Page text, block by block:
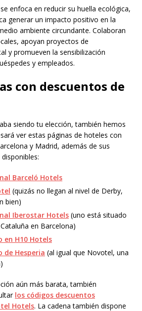
enfoca en reducir su huella ecológica,
generar un impacto positivo en la
ambiente circundante. Colaboran
apoyan proyectos de
y promueven la sensibilización
y empleados.
con descuentos de
siendo tu elección, también hemos
ver estas páginas de hoteles con
y Madrid, además de sus
Barceló Hotels
(quizás no llegan al nivel de Derby,
bien)
Iberostar Hotels (uno está situado
en Barcelona)
en H10 Hotels
de Hesperia (al igual que Novotel, una
aún más barata, también
los códigos descuentos
Hotels. La cadena también dispone